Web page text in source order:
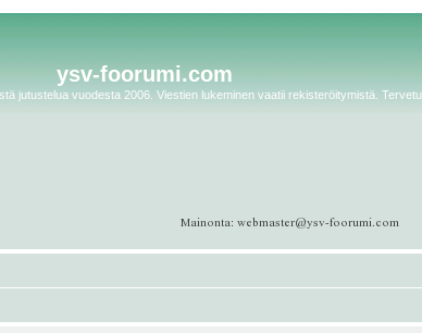
ysv-foorumi.com
jutustelua vuodesta 2006. Viestien lukeminen vaatii rekisteröitymistä.